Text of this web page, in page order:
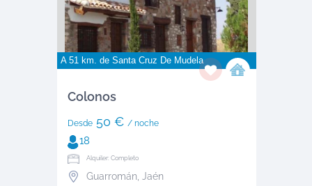
A 51 km. de Santa Cruz De Mudela
Colonos
Desde50 € / noche
18
Alquiler: Completo
Guarromán
Jaén